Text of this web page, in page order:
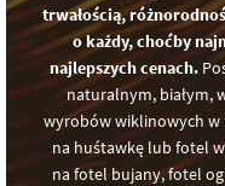
trwałością,
o każdy, choćby
najlepszych cenach.
naturalnym, białym,
wyrobów wiklinowych w
na huśtawkę lub fotel
na fotel bujany, fotel